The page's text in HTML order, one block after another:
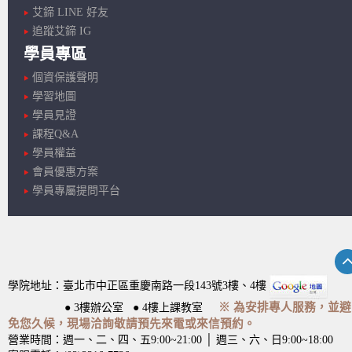
艾鍗 LINE 好友
追蹤艾鍗 IG
學員專區
個資保護聲明
學習地圖
學員見證
課程Q&A
學員權益
會員優惠方案
學員專屬提問平台
學院地址：臺北市中正區重慶南路一段143號3樓、4樓
● 3樓辦公室 ● 4樓上課教室
※ 為安排專人服務，並避
免您久候，現場洽詢敬請預先來電或來信預約。
營業時間：週一、二、四、五9:00~21:00 │ 週三、六、日9:00~18:00